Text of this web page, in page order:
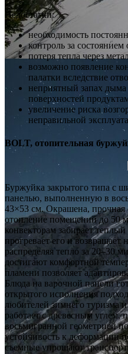
Недостатки:
необходимость
контроль за состоянием
потеря тепла через
возможно появление
палатки вследствие
неприятный запах дыма
поверхностей
увеличение риска
неправильной
BOLT, отопительная
Буржуйка закрытого типа с
панелью, выполненную в
43×53 см. Окрашена, прочная
отопление помещений до 50
конвекторам забирает
прогревает его и
распределяя тепло за 20–30
достигают комфортной
пламени позволяет
Блюда на варочной панели
открытого исполнения
любителей зимнего туризма
работает с древесным углем,
восьмигранной геометрией
устойчивость к деформации
съемные упрощают